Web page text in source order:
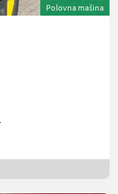
Polovna mašina
0138 1